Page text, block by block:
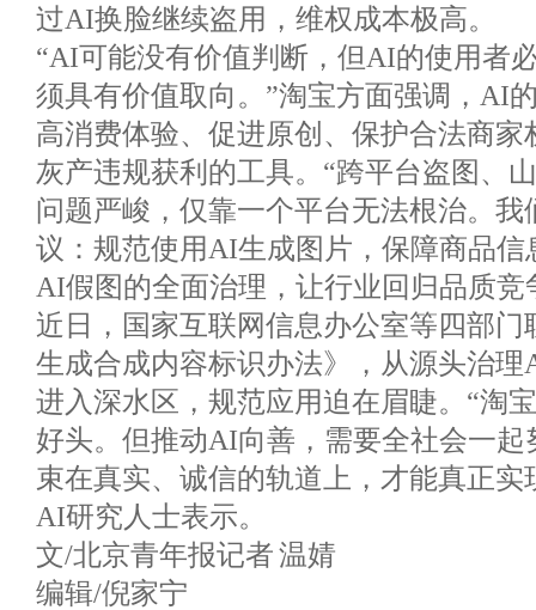
过AI换脸继续盗用，维权成本极高。
“AI可能没有价值判断，但AI的使用者
须具有价值取向。”淘宝方面强调，AI
高消费体验、促进原创、保护合法商
灰产违规获利的工具。“跨平台盗图、
问题严峻，仅靠一个平台无法根治。
议：规范使用AI生成图片，保障商品
AI假图的全面治理，让行业回归品质竞
近日，国家互联网信息办公室等四部门
生成合成内容标识办法》，从源头治
进入深水区，规范应用迫在眉睫。“淘
好头。但推动AI向善，需要全社会一
束在真实、诚信的轨道上，才能真正实
AI研究人士表示。
文/北京青年报记者 温婧
编辑/倪家宁